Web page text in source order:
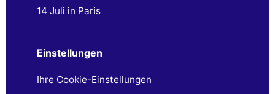
14 Juli in Paris
Einstellungen
Ihre Cookie-Einstellungen